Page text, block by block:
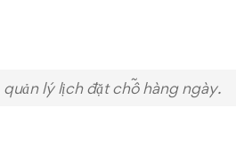
lý lịch đặt chỗ hàng ngày.